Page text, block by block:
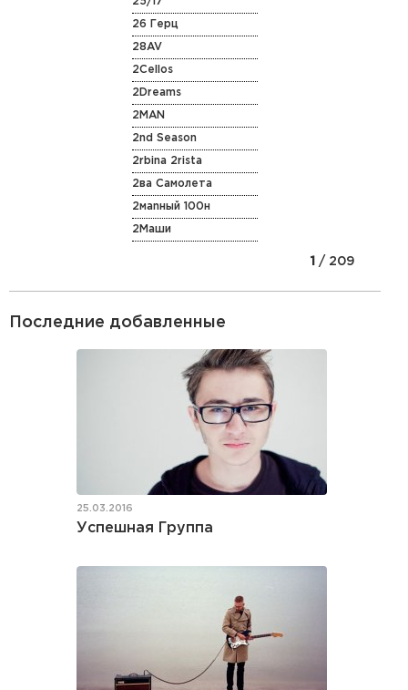
26 Герц
28AV
2Cellos
2Dreams
2MAN
2nd Season
2rbina 2rista
2ва Самолета
2маnный 100н
2Маши
1 / 209
Последние добавленные
25.03.2016
Успешная Группа